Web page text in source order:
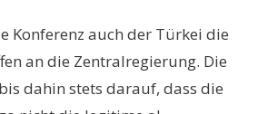
Konferenz auch der Türkei die
an die Zentralregierung. Die
dahin stets darauf, dass die